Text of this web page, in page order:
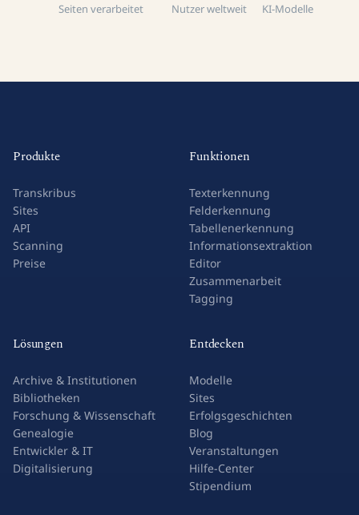
Seiten verarbeitet Nutzer weltweit KI-Modelle
Produkte
Transkribus
Sites
API
Scanning
Preise
Funktionen
Texterkennung
Felderkennung
Tabellenerkennung
Informationsextraktion
Editor
Zusammenarbeit
Tagging
Lösungen
Archive & Institutionen
Bibliotheken
Forschung & Wissenschaft
Genealogie
Entwickler & IT
Digitalisierung
Entdecken
Modelle
Sites
Erfolgsgeschichten
Blog
Veranstaltungen
Hilfe-Center
Stipendium